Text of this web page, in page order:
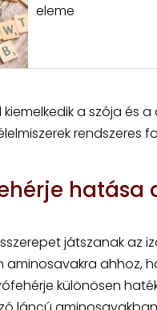
eleme
a szója és
hatása
játszanak az
aminosavakra ahhoz,
különösen